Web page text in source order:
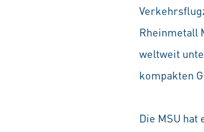
Rheinmetall
weltweit
kompakten
Die MSU